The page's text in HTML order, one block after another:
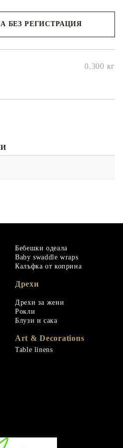
БЕЗ РЕГИСТРАЦИЯ
0.300 кг
Бебешки одеала
Baby swaddle wraps
Калъфка от коприна
Дрехи
Дрехи за жени
Рокли
Блузи и сака
Art & Decorations
Table linens